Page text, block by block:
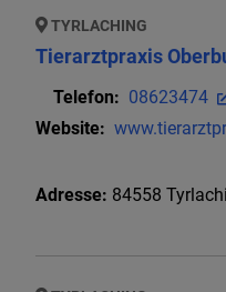
TYRLACHING
Tierarztpraxis
Telefon: 08623474
Website:
Adresse: 84558